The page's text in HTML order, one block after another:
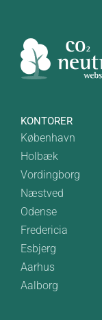
KONTORER
København
Holbæk
Vordingborg
Næstved
Odense
Fredericia
Esbjerg
Aarhus
Aalborg